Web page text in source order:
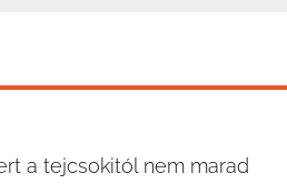
a tejcsokitól nem marad